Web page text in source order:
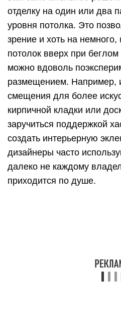
отделку на один или два
уровня потолка. Это
зрение и хоть на
потолок вверх при
можно вдоволь
размещением. Например,
смещения для более
кирпичной кладки или
заручиться поддержкой
создать интерьерную
дизайнеры часто
далеко не каждому
приходится по душе.
хорошо работает в
совсем не годится для